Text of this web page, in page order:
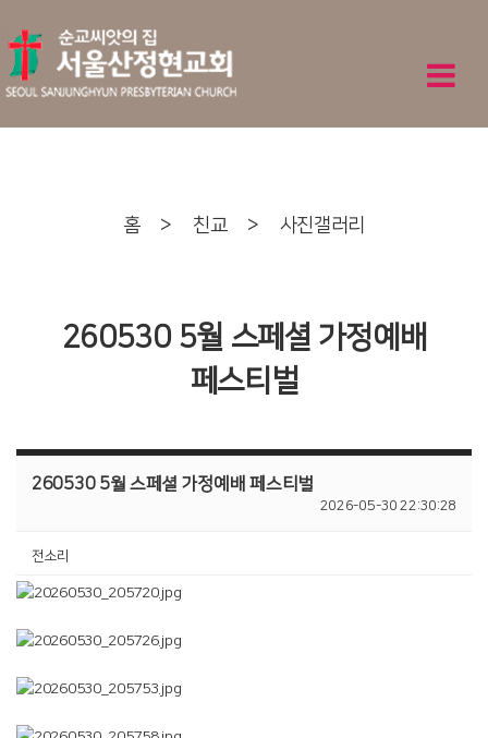
홈 > 친교 > 사진갤러리
260530 5월 스페셜 가정예배
페스티벌
260530 5월 스페셜 가정예배 페스티벌
2026-05-30 22:30:28
전소리